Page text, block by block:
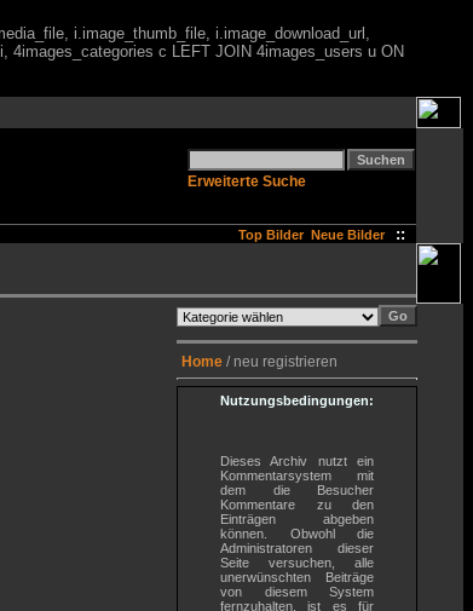
i.image_thumb_file, i.image_download_url,
4images_categories c LEFT JOIN 4images_users u ON
Erweiterte Suche
Top Bilder Neue Bilder ::
Home / neu registrieren
Nutzungsbedingungen:
Dieses Archiv nutzt ein
Kommentarsystem mit
dem die Besucher
Kommentare zu den
Einträgen abgeben
können. Obwohl die
Administratoren dieser
Seite versuchen, alle
unerwünschten Beiträge
von diesem System
fernzuhalten, ist es für